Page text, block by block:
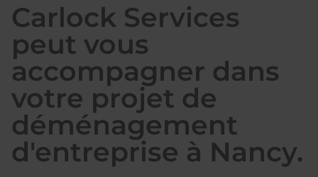
Carlock Services
peut vous
accompagner dans
votre projet de
déménagement
d'entreprise à Nancy.